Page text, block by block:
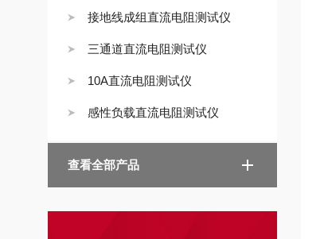
接地线成组直流电阻测试仪
三通道直流电阻测试仪
10A直流电阻测试仪
感性负载直流电阻测试仪
查看全部产品